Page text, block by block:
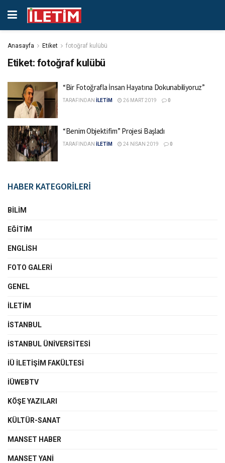
Anasayfa Etiket fotoğraf kulübü
Etiket: fotoğraf kulübü
“Bir Fotoğrafla İnsan Hayatına Dokunabiliyoruz”
TARAFINDAN İLETİM 26 MART 2019 0
“Benim Objektifim” Projesi Başladı
TARAFINDAN İLETİM 24 NISAN 2019 0
HABER KATEGORİLERİ
BILIM
EĞITIM
ENGLISH
FOTO GALERI
GENEL
İLETIM
İSTANBUL
İSTANBUL ÜNIVERSITESI
İÜ İLETIŞIM FAKÜLTESI
İÜWEBTV
KÖŞE YAZILARI
KÜLTÜR-SANAT
MANSET HABER
MANSET YANI